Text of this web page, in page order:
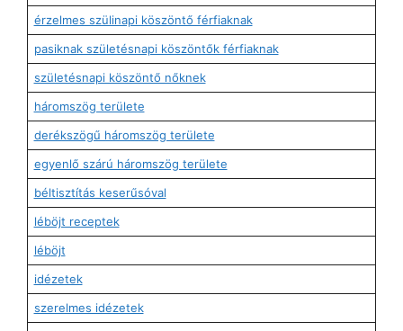
érzelmes szülinapi köszöntő férfiaknak
pasiknak születésnapi köszöntők férfiaknak
születésnapi köszöntő nőknek
háromszög területe
derékszögű háromszög területe
egyenlő szárú háromszög területe
béltisztítás keserűsóval
léböjt receptek
léböjt
idézetek
szerelmes idézetek